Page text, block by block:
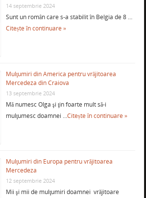
14 septembrie 2024
Sunt un român care s-a stabilit în Belgia de 8 …
Citește în continuare »
Mulţumiri din America pentru vrăjitoarea
Mercedeza din Craiova
13 septembrie 2024
Mă numesc Olga şi ţin foarte mult să-i
mulţumesc doamnei …Citește în continuare »
Mulţumiri din Europa pentru vrăjitoarea
Mercedeza
12 septembrie 2024
Mii şi mii de mulţumiri doamnei vrăjitoare